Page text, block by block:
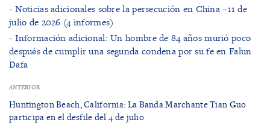
- Noticias adicionales sobre la persecución en China –11 de
julio de 2026 (4 informes)
- Información adicional: Un hombre de 84 años murió poco
después de cumplir una segunda condena por su fe en Falun
Dafa
ANTERIOR
Huntington Beach, California: La Banda Marchante Tian Guo
participa en el desfile del 4 de julio